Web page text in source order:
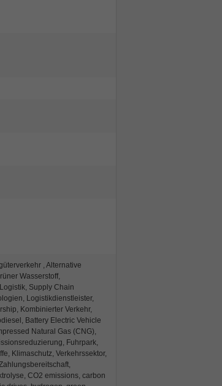
, Alternative
Wasserstoff,
Supply Chain
Logistikdienstleister,
Kombinierter Verkehr,
Battery Electric Vehicle
Natural Gas (CNG),
Fuhrpark,
Klimaschutz, Verkehrssektor,
CO2 emissions, carbon